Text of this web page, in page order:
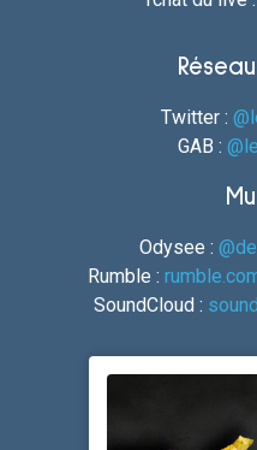
Twitter :
GAB :
Odysee :
Rumble :
SoundCloud :